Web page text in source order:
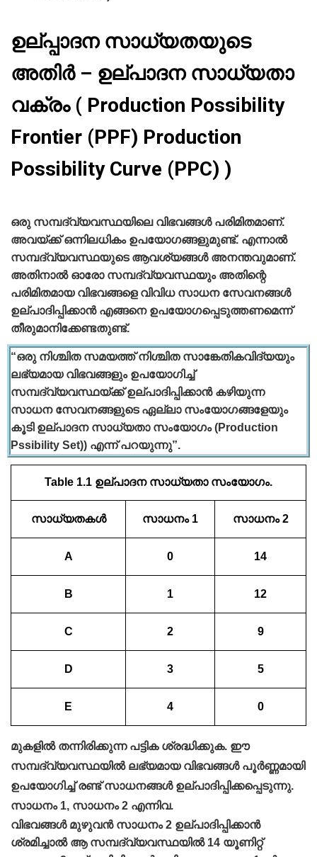
ഉല്പ്പാദന സാധ്യതയുടെ
അതിര്‍ – ഉല്പാദന സാധ്യതാ
വക്രം ( Production Possibility
Frontier (PPF) Production
Possibility Curve (PPC) )
ഒരു സമ്പദ്‌വ്യവസ്ഥയിലെ വിഭവങ്ങള്‍ പരിമിതമാണ്‌.
അവയ്ക്ക്‌ ഒന്നിലധികം ഉപയോഗങ്ങളുമുണ്ട്‌. എന്നാല്‍
സമ്പദ്‌വ്യവസ്ഥയുടെ ആവശ്യങ്ങള്‍ അനന്തവുമാണ്‌.
അതിനാല്‍ ഓരോ സമ്പദ്‌വ്യവസ്ഥയും അതിന്റെ
പരിമിതമായ വിഭവങ്ങളെ വിവിധ സാധന സേവനങ്ങള്‍
ഉല്പാദിപ്പിക്കാന്‍ എങ്ങനെ ഉപയോഗപ്പെടുത്തണമെന്ന്‌
തീരുമാനിക്കേണ്ടതുണ്ട്‌.
“ഒരു നിശ്ചിത സമയത്ത്‌ നിശ്ചിത സാങ്കേതികവിദ്യയും
ലഭ്യമായ വിഭവങ്ങളും ഉപയോഗിച്ച്‌
സമ്പദ്‌വ്യവസ്ഥയ്ക്ക്‌ ഉല്പാദിപ്പിക്കാന്‍ കഴിയുന്ന
സാധന സേവനങ്ങളുടെ ഏല്ലാ സംയോഗങ്ങളേയും
കൂടി ഉല്പാദന സാധ്യതാ സംയോഗം (Production
Pssibility Set)) എന്ന്‌ പറയുന്നു”.
Table 1.1 ഉല്പാദന സാധ്യതാ സംയോഗം.
സാധ്യതകള്‍ സാധനം 1 സാധനം 2
A 0 14
B 1 12
C 2 9
D 3 5
E 4 0
മുകളില്‍ തന്നിരിക്കുന്ന പട്ടിക ശ്രദ്ധിക്കുക. ഈ
സമ്പദ്‌വ്യവസ്ഥയില്‍ ലഭ്യമായ വിഭവങ്ങള്‍ പൂര്‍ണ്ണമായി
ഉപയോഗിച്ച്‌ രണ്ട്‌ സാധനങ്ങള്‍ ഉല്പാദിപ്പിക്കപ്പെടുന്നു.
സാധനം 1, സാധനം 2 എന്നിവ.
വിഭവങ്ങള്‍ മുഴുവന്‍ സാധനം 2 ഉല്പാദിപ്പിക്കാന്‍
ശ്രമിച്ചാല്‍ ആ സമ്പദ്‌വ്യവസ്ഥയില്‍ 14 യൂണിറ്റ്‌